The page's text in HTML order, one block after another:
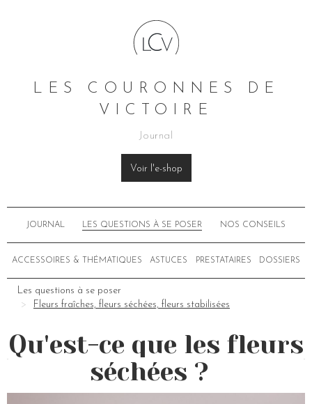
LES COURONNES DE
VICTOIRE
Journal
Voir l'e-shop
JOURNAL LES QUESTIONS À SE POSER NOS CONSEILS
ACCESSOIRES & THÉMATIQUES ASTUCES PRESTATAIRES DOSSIERS
Les questions à se poser
Fleurs fraîches, fleurs séchées, fleurs stabilisées
Qu'est-ce que les fleurs
séchées ?